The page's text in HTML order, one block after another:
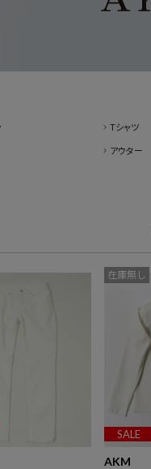
Tシャツ
アウター
SALE
AKM
在庫無し